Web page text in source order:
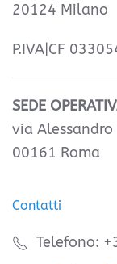
20124 Milano
P.IVA|CF
SEDE
via
00161 Roma
Contatti
Telefono: